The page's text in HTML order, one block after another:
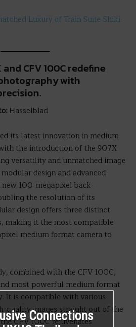
Luxury of Train Suite Shiki-
CFV 100C redefine
with
Hasselblad
its latest innovation in medium
the introduction of the 907X
versatility and unmatched image
design and advanced
100-megapixel back-
the resolution of its
design offers three distinct
making it the most compatible
medium format camera to
combined with the CFV 100C,
most powerful medium format
It is compatible with various
quality images straight out of the
CFV 100C rejuvenates
Connections